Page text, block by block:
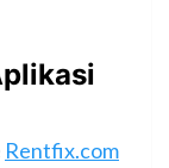
Rentfix.com